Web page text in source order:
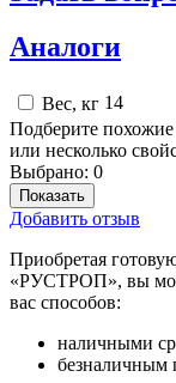
Аналоги
Вес, кг 14
Подберите
или несколько
Выбрано: 0
Показать
Добавить отзыв
Приобретая
«РУСТРОП», вы
вас способов:
наличными
безналичным